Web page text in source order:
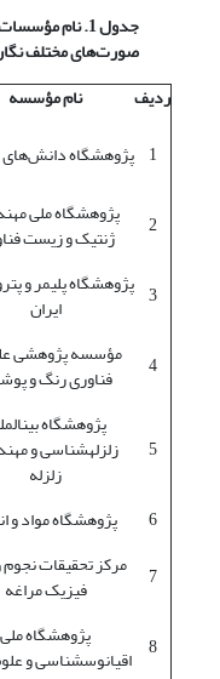
جدول 1. نام مؤسسات بررسی
صورتهای مختلف
ردیف
نام مؤسسه
1 پژوهشگاه دانش‌های
2 پژوهشگاه ملی
ژنتیک و زیست
3 پژوهشگاه پلیمر و
ایران
4 مؤسسه پژوهشی
فناوری رنگ و
5
پژوهشگاه
زلزله‫شناسی و
زلزله
6 پژوهشگاه مواد و
7
مرکز تحقیقات نجوم
فیزیک مراغه
8 پژوهشگاه ملی
اقیانوس‫شناسی و